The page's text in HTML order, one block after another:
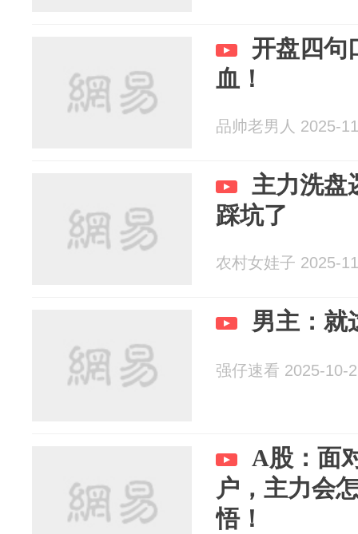
开盘四句
血！
品帅老男人 2025-
主力洗盘
踩坑了
农村女娃子 2025-
男主：就
强仔速看 2025-10-
A股：面
户，主力会
悟！